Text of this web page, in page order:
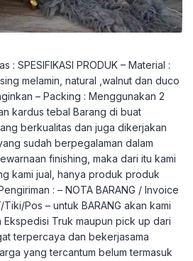
: SPESIFIKASI PRODUK – Material :
melamin, natural ,walnut dan duco
– Packing : Menggunakan 2
kardus tebal Barang di buat
berkualitas dan juga dikerjakan
sudah berpegalaman dalam
finishing, maka dari itu kami
kami jual, hanya produk produk
: – NOTA BARANG / Invoice
Pos – untuk BARANG akan kami
Ekspedisi Truk maupun pick up dari
terpercaya dan bekerjasama
yang tercantum belum termasuk